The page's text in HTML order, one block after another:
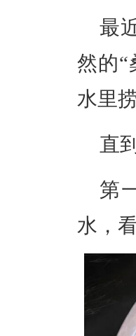
最
然的“
水里
直
第
水，